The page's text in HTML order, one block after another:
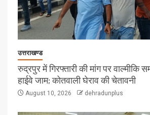
उत्तराखण्ड
रुद्रपुर में गिरफ्तारी की मांग पर वाल्मीकि
हाईवे जाम; कोतवाली घेराव की चेतावनी
August 10, 2026 dehradunplus